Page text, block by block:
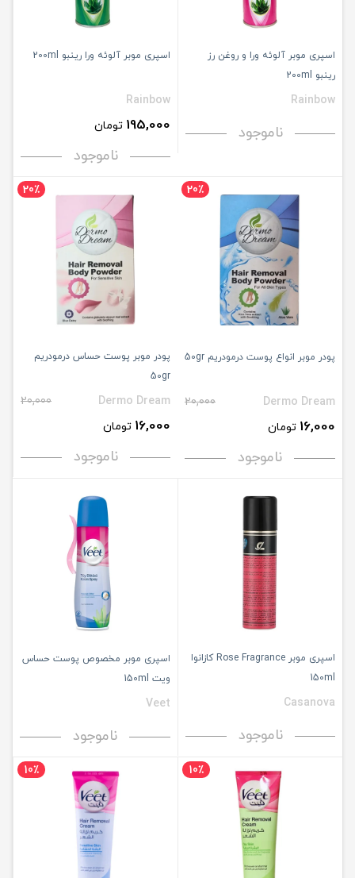
اسپری موبر آلوئه ورا و روغن رز
رینبو 200ml
Rainbow
ناموجود
اسپری موبر آلوئه ورا رینبو 200ml
Rainbow
195,000 تومان
ناموجود
20٪
پودر موبر انواع پوست درمودریم 50gr
Dermo Dream
20,000
16,000 تومان
ناموجود
20٪
پودر موبر پوست حساس درمودریم
50gr
Dermo Dream
20,000
16,000 تومان
ناموجود
اسپری موبر Rose Fragrance کازانوا
150ml
Casanova
ناموجود
اسپری موبر مخصوص پوست حساس
ویت 150ml
Veet
ناموجود
10٪ 10٪